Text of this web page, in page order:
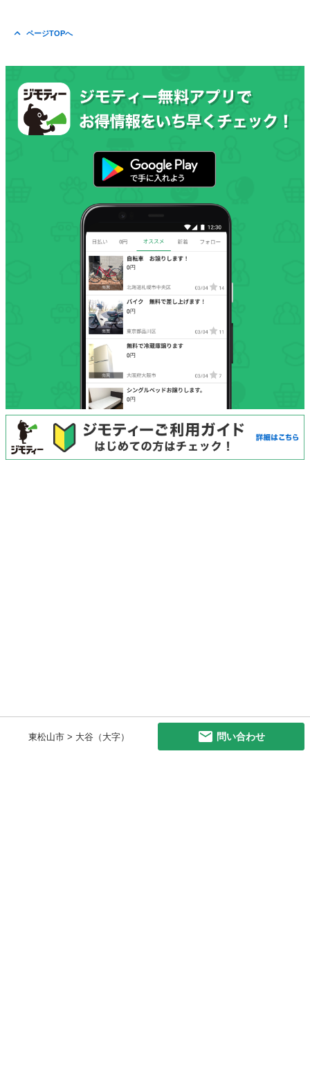
東松山市 > 大谷（大字） 問い合わせ
ページTOPへ